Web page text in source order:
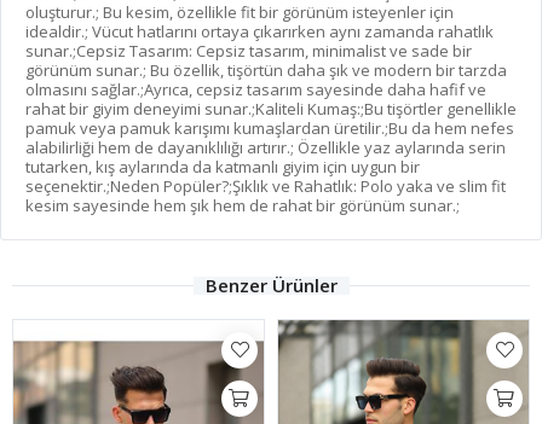
oluşturur.; Bu kesim, özellikle fit bir görünüm isteyenler için
idealdir.; Vücut hatlarını ortaya çıkarırken aynı zamanda rahatlık
sunar.;Cepsiz Tasarım: Cepsiz tasarım, minimalist ve sade bir
görünüm sunar.; Bu özellik, tişörtün daha şık ve modern bir tarzda
olmasını sağlar.;Ayrıca, cepsiz tasarım sayesinde daha hafif ve
rahat bir giyim deneyimi sunar.;Kaliteli Kumaş:;Bu tişörtler genellikle
pamuk veya pamuk karışımı kumaşlardan üretilir.;Bu da hem nefes
alabilirliği hem de dayanıklılığı artırır.; Özellikle yaz aylarında serin
tutarken, kış aylarında da katmanlı giyim için uygun bir
seçenektir.;Neden Popüler?;Şıklık ve Rahatlık: Polo yaka ve slim fit
kesim sayesinde hem şık hem de rahat bir görünüm sunar.;
Benzer Ürünler